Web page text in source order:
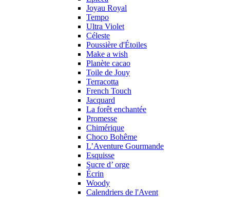
Joyau Royal
Tempo
Ultra Violet
Céleste
Poussière d'Étoiles
Make a wish
Planète cacao
Toile de Jouy
Terracotta
French Touch
Jacquard
La forêt enchantée
Promesse
Chimérique
Choco Bohême
L’Aventure Gourmande
Esquisse
Sucre d’ orge
Écrin
Woody
Calendriers de l'Avent